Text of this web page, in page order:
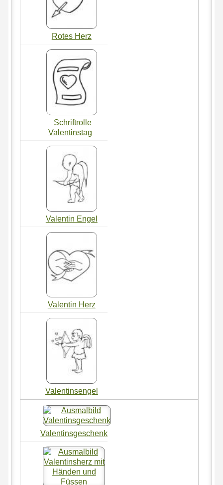
Rotes Herz
Schriftrolle
Valentinstag
Valentin Engel
Valentin Herz
Valentinsengel
Valentinsgeschenk